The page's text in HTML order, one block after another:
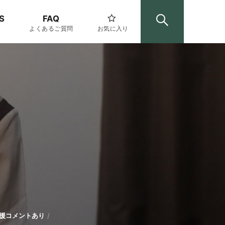
FAQ
よくあるご質問 お気に入り
コメントあり